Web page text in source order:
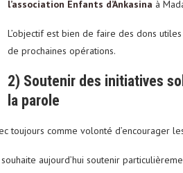
l’association Enfants d’Ankasina à
L’objectif est bien de faire des dons
de prochaines opérations.
2) Soutenir des initiatives
la parole
toujours comme volonté d’encourager
aujourd’hui soutenir